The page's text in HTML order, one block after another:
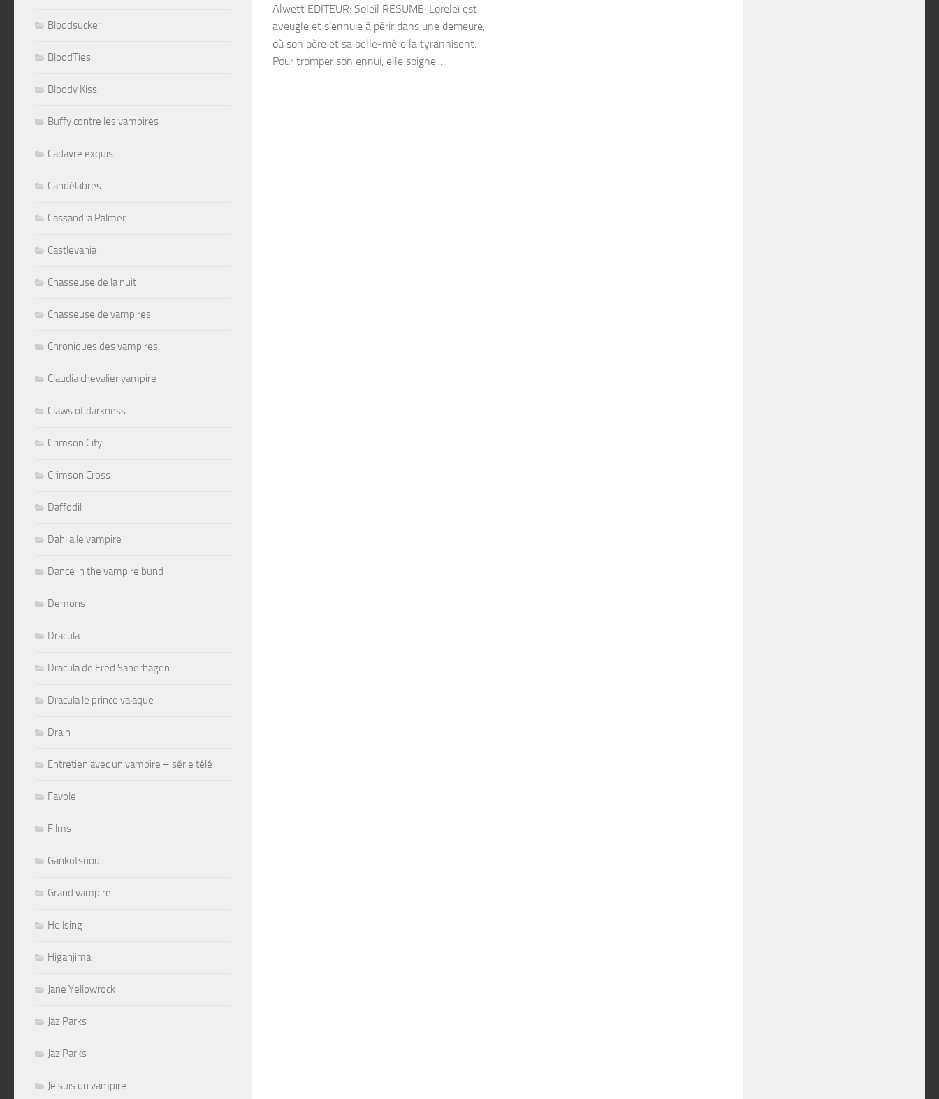
Alwett EDITEUR: Soleil RESUME: Loreleï est
aveugle et s’ennuie à périr dans une demeure,
où son père et sa belle-mère la tyrannisent.
Pour tromper son ennui, elle soigne...
Bloodsucker
BloodTies
Bloody Kiss
Buffy contre les vampires
Cadavre exquis
Candélabres
Cassandra Palmer
Castlevania
Chasseuse de la nuit
Chasseuse de vampires
Chroniques des vampires
Claudia chevalier vampire
Claws of darkness
Crimson City
Crimson Cross
Daffodil
Dahlia le vampire
Dance in the vampire bund
Demons
Dracula
Dracula de Fred Saberhagen
Dracula le prince valaque
Drain
Entretien avec un vampire – série télé
Favole
Films
Gankutsuou
Grand vampire
Hellsing
Higanjima
Jane Yellowrock
Jaz Parks
Jaz Parks
Je suis un vampire